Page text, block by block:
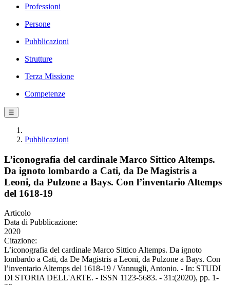
Professioni
Persone
Pubblicazioni
Strutture
Terza Missione
Competenze
☰
Pubblicazioni
L’iconografia del cardinale Marco Sittico Altemps.
Da ignoto lombardo a Cati, da De Magistris a
Leoni, da Pulzone a Bays. Con l’inventario Altemps
del 1618-19
Articolo
Data di Pubblicazione:
2020
Citazione:
L’iconografia del cardinale Marco Sittico Altemps. Da ignoto
lombardo a Cati, da De Magistris a Leoni, da Pulzone a Bays. Con
l’inventario Altemps del 1618-19 / Vannugli, Antonio. - In: STUDI
DI STORIA DELL'ARTE. - ISSN 1123-5683. - 31:(2020), pp. 1-